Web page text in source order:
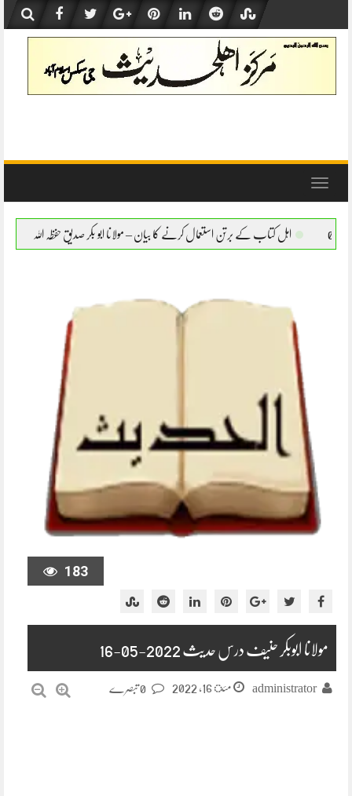
content
Toggle
برتن استعمال کرنے کا بیان – مولانا ابو بکر صدیق حفظہ اللہ اہل کتاب کے برتن استعمال
183
مولانا ابوبکر حنیف درس حدیث 2022-05-16
administrator مئ 16, 2022